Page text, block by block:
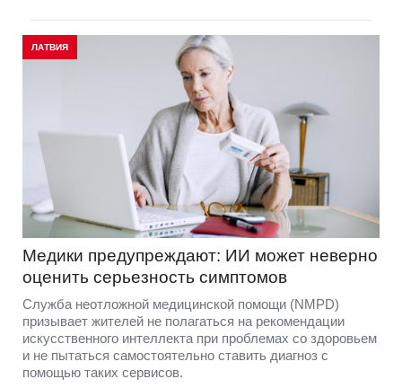
ЛАТВИЯ
Медики предупреждают: ИИ может неверно
оценить серьезность симптомов
Служба неотложной медицинской помощи (NMPD)
призывает жителей не полагаться на рекомендации
искусственного интеллекта при проблемах со здоровьем
и не пытаться самостоятельно ставить диагноз с
помощью таких сервисов.